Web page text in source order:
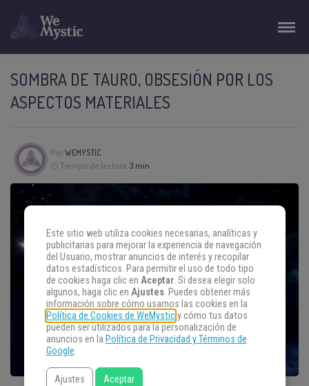
SOMBRA DE TAURO, OBSESIÓN POR LOS
ASPECTOS MATERIALES
PorWEMYSTIC
Tiempo de lectura: 3 min
Este sitio web utiliza cookies necesarias, analíticas y
publicitarias para mejorar la experiencia de navegación
del Usuario, mostrar anuncios de interés y recopilar
datos estadísticos. Para permitir el uso de todo tipo
de cookies haga clic en Aceptar. Si desea elegir solo
algunos, haga clic en Ajustes. Puedes obtener más
información sobre cómo usamos las cookies en la
Política de Cookies de WeMysticy cómo tus datos
pueden ser utilizados para la personalización de
anuncios en la Política de Privacidad y Términos de
Google.
Ajustes Aceptar